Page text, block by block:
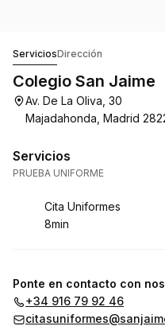
ServiciosDirección
Colegio San Jaime
Av. De La Oliva, 30
Majadahonda, Madrid
Servicios
PRUEBA UNIFORME
Reservar
Cita Uniformes
.Duración
8min
Ponte en contacto con
+34 916 79 92 46